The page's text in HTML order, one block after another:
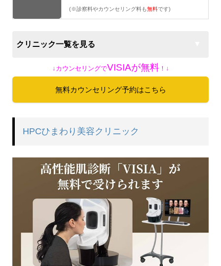
(※診察料やカウンセリング料も無料です)
クリニック一覧を見る
↓カウンセリングでVISIAが無料！ ↓
無料カウンセリング予約はこちら
HPCひまわり美容クリニック